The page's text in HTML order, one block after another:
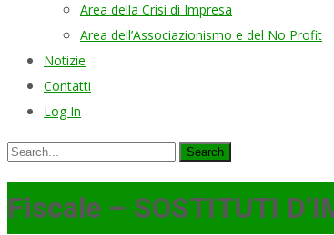
Area della Crisi di Impresa
Area dell’Associazionismo e del No Profit
Notizie
Contatti
Log In
Search
Fiscale – SOSTITUTI